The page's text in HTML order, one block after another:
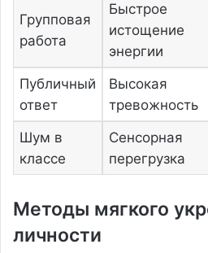
Групповая
работа
Быстрое
истощение
энергии
Публичный
ответ
Высокая
тревожность
Шум в
классе
Сенсорная
перегрузка
Методы мягкого
личности